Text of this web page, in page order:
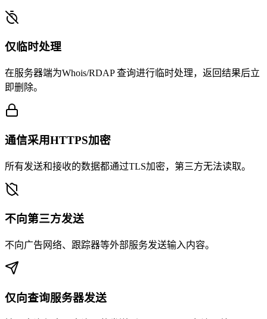
仅临时处理
在服务器端为Whois/RDAP 查询进行临时处理，返回结果后立
即删除。
通信采用HTTPS加密
所有发送和接收的数据都通过TLS加密，第三方无法读取。
不向第三方发送
不向广告网络、跟踪器等外部服务发送输入内容。
仅向查询服务器发送